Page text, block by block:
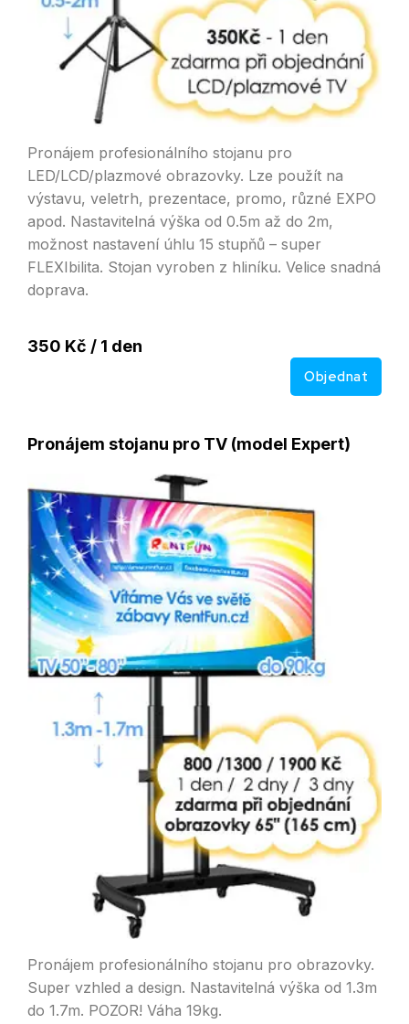
Pronájem profesionálního stojanu pro
LED/LCD/plazmové obrazovky. Lze použít na
výstavu, veletrh, prezentace, promo, různé EXPO
apod. Nastavitelná výška od 0.5m až do 2m,
možnost nastavení úhlu 15 stupňů – super
FLEXIbilita. Stojan vyroben z hliníku. Velice snadná
doprava.
350 Kč / 1 den
Objednat
Pronájem stojanu pro TV (model Expert)
Pronájem profesionálního stojanu pro obrazovky.
Super vzhled a design. Nastavitelná výška od 1.3m
do 1.7m. POZOR! Váha 19kg.